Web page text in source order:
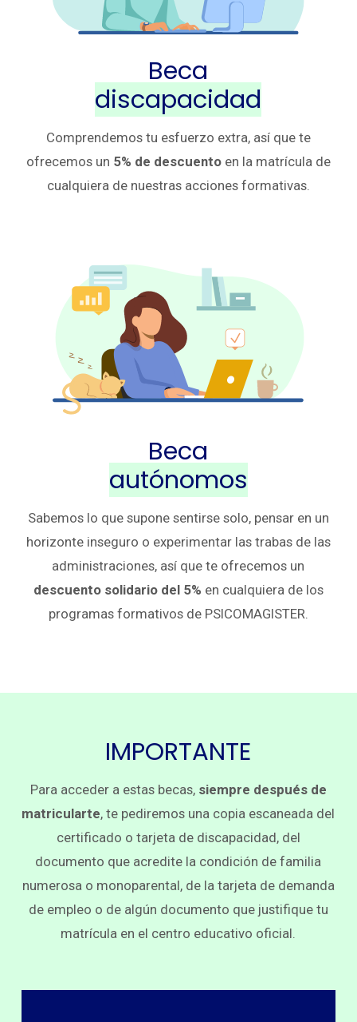
Beca
discapacidad
Comprendemos tu esfuerzo extra, así que te
ofrecemos un 5% de descuentoen la matrícula de
cualquiera de nuestras acciones formativas.
Beca
autónomos
Sabemos lo que supone sentirse solo, pensar en un
horizonte inseguro o experimentar las trabas de las
administraciones, así que te ofrecemos un
descuento solidario del 5% en cualquiera de los
programas formativos de PSICOMAGISTER.
IMPORTANTE
Para acceder a estas becas, siempre después de
matricularte, te pediremos una copia escaneada del
certificado o tarjeta de discapacidad, del
documento que acredite la condición de familia
numerosa o monoparental, de la tarjeta de demanda
de empleo o de algún documento que justifique tu
matrícula en el centro educativo oficial.